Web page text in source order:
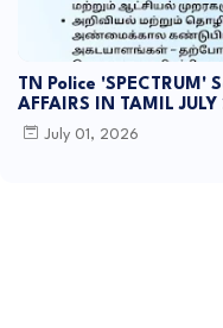
TN Police 'SPECTRUM'
AFFAIRS IN TAMIL
July 01, 2026